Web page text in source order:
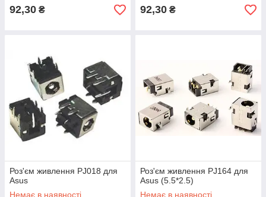
92,30 ₴ 92,30 ₴
Роз'єм живлення PJ018 для
Asus
Немає в наявності
Роз'єм живлення PJ164 для
Asus (5.5*2.5)
Немає в наявності